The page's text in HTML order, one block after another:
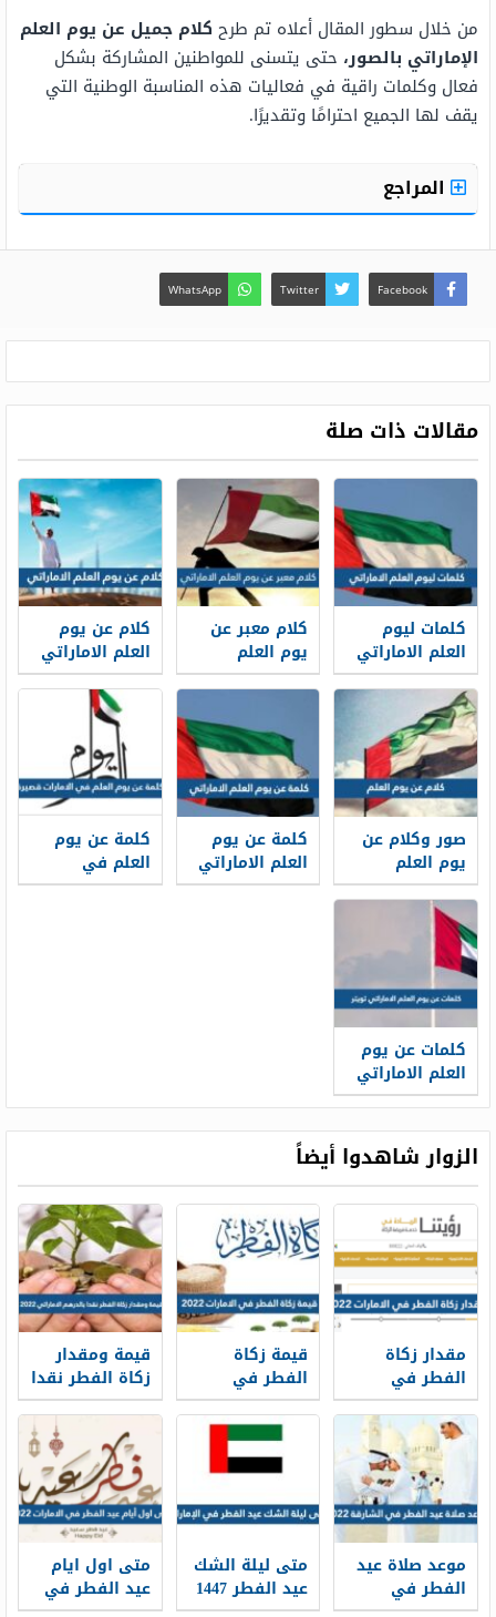
من خلال سطور المقال أعلاه تم طرح كلام جميل عن يوم العلم
الإماراتي بالصور، حتى يتسنى للمواطنين المشاركة بشكل
فعال وكلمات راقية في فعاليات هذه المناسبة الوطنية التي
يقف لها الجميع احترامًا وتقديرًا.
المراجع
Facebook
Twitter
WhatsApp
مقالات ذات صلة
كلمات ليوم
العلم الاماراتي
2026 بالعربي
والانجليزي
كلام معبر عن
يوم العلم
الاماراتي جديد
2025
كلام عن يوم
العلم الاماراتي
2025
صور وكلام عن
يوم العلم
الاماراتي 2025
بالعربي
والانجليزي
كلمة عن يوم
العلم الاماراتي
قصيرة جدا pdf
كلمة عن يوم
العلم في
الامارات قصيرة
كلمات عن يوم
العلم الاماراتي
تويتر 2025
الزوار شاهدوا أيضاً
مقدار زكاة
الفطر في
الامارات 2026
قيمة زكاة
الفطر في
الامارات 2026
قيمة ومقدار
زكاة الفطر نقدا
بالدرهم
الاماراتي 2026
موعد صلاة عيد
الفطر في
متى ليلة الشك
عيد الفطر 1447
متى اول ايام
عيد الفطر في